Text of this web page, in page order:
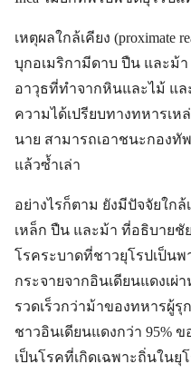
เหตุผลใกล้เคียง (proximate
บุกอเมริกามีดาบ ปืน และม้
อาวุธที่ทำจากหินและไม้ แ
ความได้เปรียบทางทหารเ
นาย สามารถเอาชนะกอง
แล้วซ้ำเล่า
อย่างไรก็ตาม ยังมีปัจจัยใก
เหล็ก ปืน และม้า ที่อธิบาย
โรคระบาดที่ชาวยุโรปเป็น
กระจายจากอินเดียนแดงเผ่
รวดเร็วกว่าม้าของทหารผู้
ชาวอินเดียนแดงกว่า 95%
เป็นโรคที่เกิดเฉพาะถิ่นในยุ